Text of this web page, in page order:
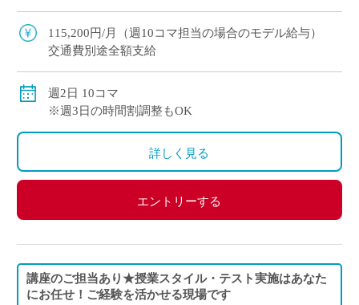
タイルOK、ICTを活用した授業展開O […]
115,200円/月（週10コマ担当の場合のモデル給与）
交通費別途全額支給
週2日 10コマ
※週3日の時間割調整もOK
詳しく見る
エントリーする
講座のご担当あり★授業スタイル・テスト実施はあなた
にお任せ！ご経験を活かせる現場です